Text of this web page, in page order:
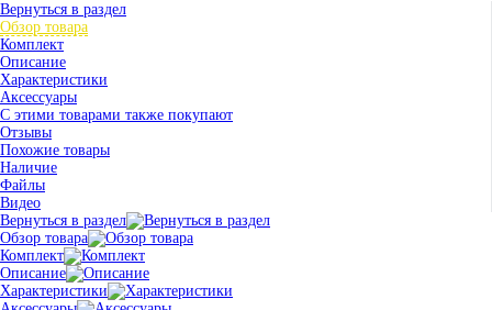
Вернуться в раздел
Обзор товара
Комплект
Описание
Характеристики
Аксессуары
С этими товарами также покупают
Отзывы
Похожие товары
Наличие
Файлы
Видео
Вернуться в раздел
Обзор товара
Комплект
Описание
Характеристики